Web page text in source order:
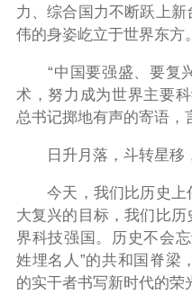
力、综合国力不断跃上
伟的身姿屹立于世界东方。
“中国要强盛、要复兴
术，努力成为世界主要
总书记掷地有声的寄语，
日升月落，斗转星移，
今天，我们比历史上
大复兴的目标，我们比
界科技强国。历史不会
姓埋名人”的共和国脊梁
的实干者书写新时代的荣